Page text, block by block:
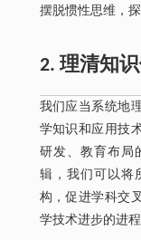
摆脱惯性思维，探
2. 理清知
我们应当系统地
学知识和应用技
研发、教育布局
辑，我们可以将
构，促进学科交
学技术进步的进程